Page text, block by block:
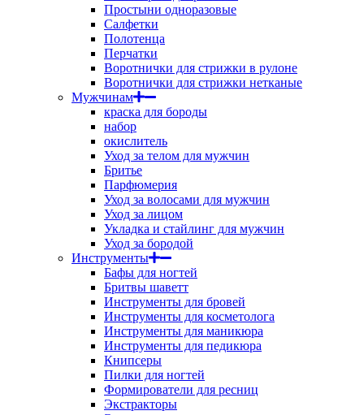
Простыни одноразовые
Салфетки
Полотенца
Перчатки
Воротнички для стрижки в рулоне
Воротнички для стрижки нетканые
Мужчинам
краска для бороды
набор
окислитель
Уход за телом для мужчин
Бритье
Парфюмерия
Уход за волосами для мужчин
Уход за лицом
Укладка и стайлинг для мужчин
Уход за бородой
Инструменты
Бафы для ногтей
Бритвы шаветт
Инструменты для бровей
Инструменты для косметолога
Инструменты для маникюра
Инструменты для педикюра
Книпсеры
Пилки для ногтей
Формирователи для ресниц
Экстракторы